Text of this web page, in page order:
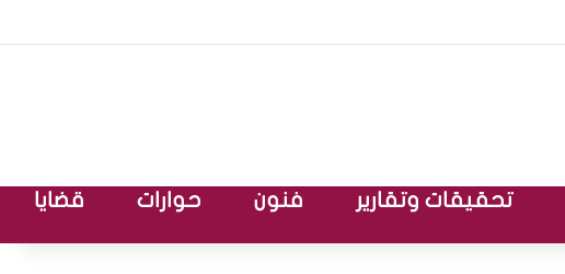
تحقيقات وتقارير فنون حوارات قضايا